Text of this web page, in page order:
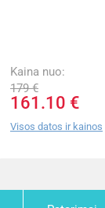
Kaina nuo:
179 €
161.10 €
Visos datos ir kainos